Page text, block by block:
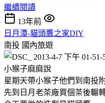
繼續閱讀
13年前
日月潭-貓頭鷹之家DIY
南投 國內旅遊
小猴子麻麻說
星期天帶小猴子他們到南投
先到日月老茶廠買個茶後輾